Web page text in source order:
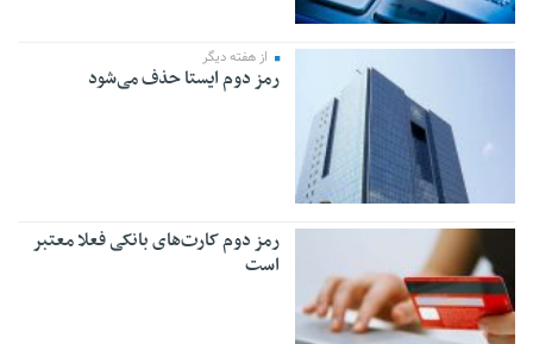
از هفته دیگر
رمز دوم ایستا حذف می‌شود
رمز دوم‌ کارت‌های بانکی فعلا معتبر
است